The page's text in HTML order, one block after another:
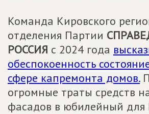
Команда Кировского
отделения Партии
РОССИЯ с 2024 года
обеспокоенность
сфере капремонта домов.
огромные траты средств
фасадов в юбилейный для